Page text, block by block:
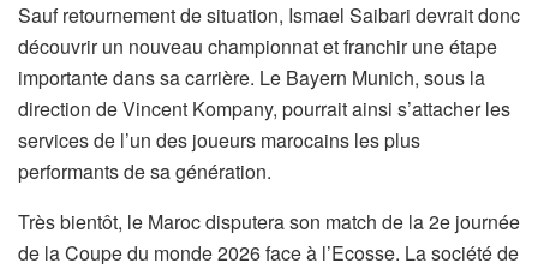
Sauf retournement de situation, Ismael Saibari devrait donc
découvrir un nouveau championnat et franchir une étape
importante dans sa carrière. Le Bayern Munich, sous la
direction de Vincent Kompany, pourrait ainsi s’attacher les
services de l’un des joueurs marocains les plus
performants de sa génération.
Très bientôt, le Maroc disputera son match de la 2e journée
de la Coupe du monde 2026 face à l’Ecosse. La société de